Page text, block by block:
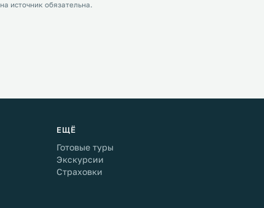
на источник обязательна.
ЕЩЁ
Готовые туры
Экскурсии
Страховки